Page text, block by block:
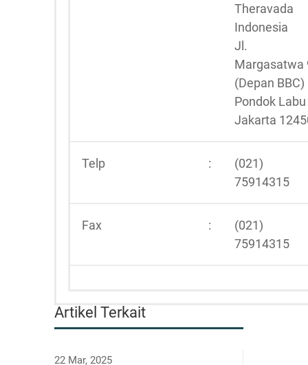
Theravada
Indonesia
Jl.
Margasatwa
(Depan BBC)
Pondok Labu
Jakarta
Telp :
(021)
75914315
Fax :
(021)
75914315
Artikel Terkait
22 Mar, 2025